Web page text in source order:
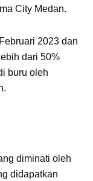
City Medan.
2023 dan
dari 50%
buru oleh
diminati oleh
didapatkan